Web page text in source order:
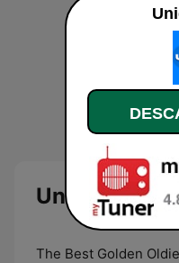
Unique Gold
The Best Golden